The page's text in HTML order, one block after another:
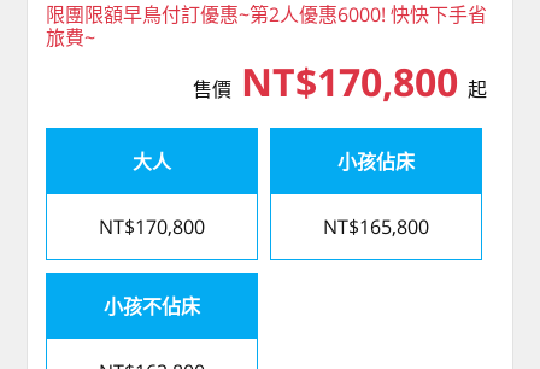
限團限額早鳥付訂優惠~第2人優惠6000! 快快下手省
旅費~
售價NT$170,800 起
大人
NT$170,800
小孩佔床
NT$165,800
小孩不佔床